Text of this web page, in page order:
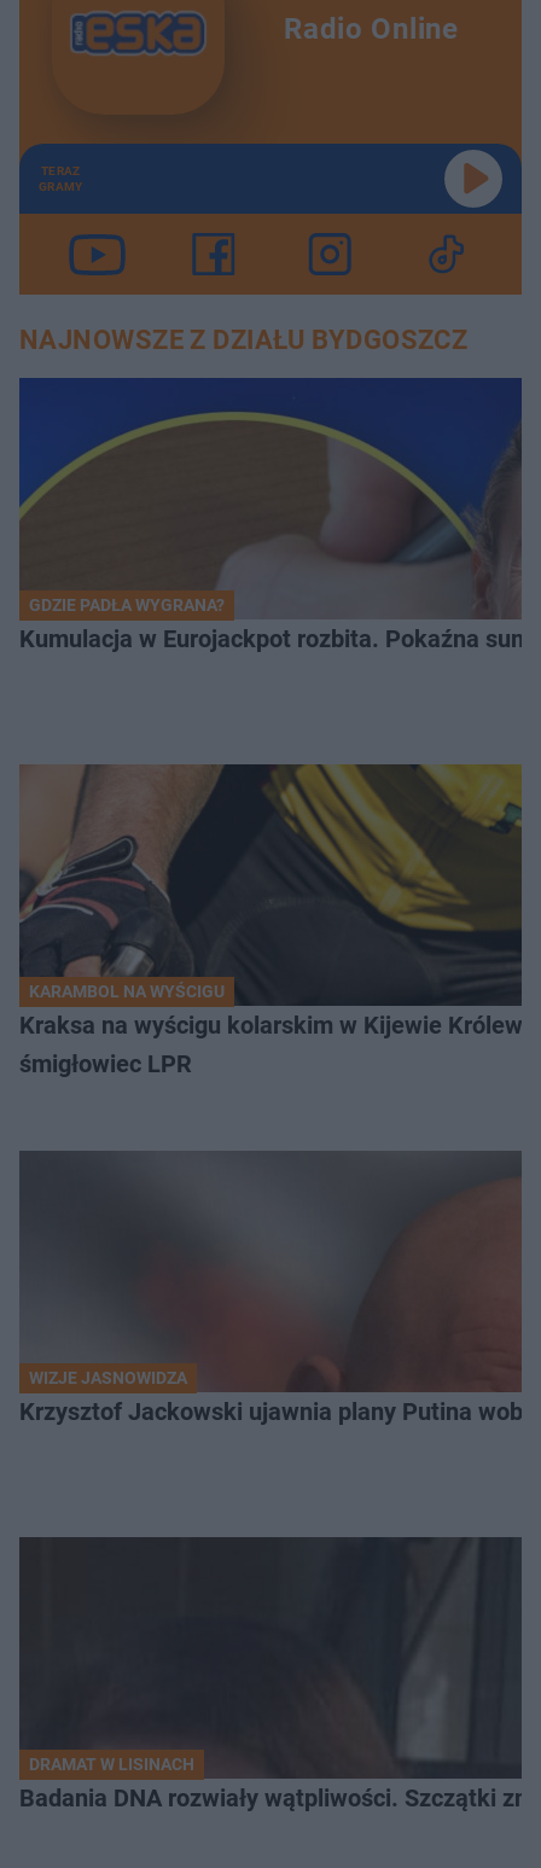
Radio Online
TERAZ
GRAMY
NAJNOWSZE Z DZIAŁU BYDGOSZCZ
GDZIE PADŁA WYGRANA?
Kumulacja w Eurojackpot rozbita. Pokaźna
KARAMBOL NA WYŚCIGU
Kraksa na wyścigu kolarskim w Kijewie
śmigłowiec LPR
WIZJE JASNOWIDZA
Krzysztof Jackowski ujawnia plany Putina
DRAMAT W LISINACH
Badania DNA rozwiały wątpliwości. Szczątki